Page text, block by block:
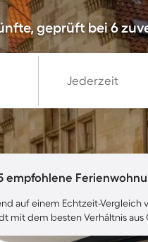
geprüft bei 6
Jederzeit
empfohlene
auf einem Echtzeit-
mit dem besten Verhältnis